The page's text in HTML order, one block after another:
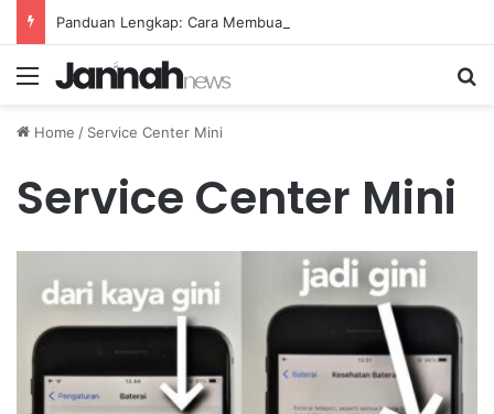
Menu
Home / Service Center Mini
Service Center Mini